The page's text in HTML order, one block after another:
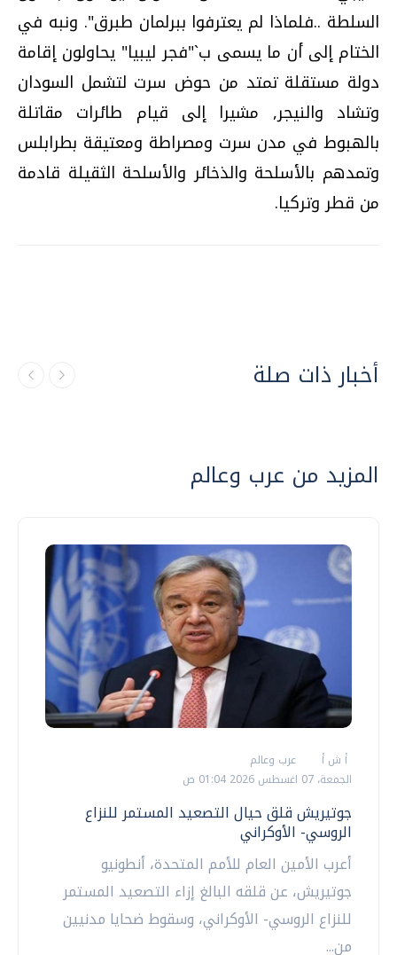
السلطة ..فلماذا لم يعترفوا ببرلمان طبرق". ونبه في
الختام إلى أن ما يسمى ب`"فجر ليبيا" يحاولون إقامة
دولة مستقلة تمتد من حوض سرت لتشمل السودان
وتشاد والنيجر, مشيرا إلى قيام طائرات مقاتلة
بالهبوط في مدن سرت ومصراطة ومعتيقة بطرابلس
وتمدهم بالأسلحة والذخائر والأسلحة الثقيلة قادمة
من قطر وتركيا.
أخبار ذات صلة
المزيد من عرب وعالم
أ ش أ
عرب وعالم
الجمعة، 07 اغسطس 2026 01:04 ص
جوتيريش قلق حيال التصعيد المستمر للنزاع
الروسي- الأوكراني
أعرب الأمين العام للأمم المتحدة، أنطونيو
جوتيريش، عن قلقه البالغ إزاء التصعيد المستمر
للنزاع الروسي- الأوكراني، وسقوط ضحايا مدنيين
من...